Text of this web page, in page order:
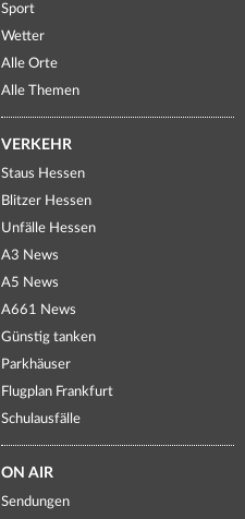
Sport
Wetter
Alle Orte
Alle Themen
VERKEHR
Staus Hessen
Blitzer Hessen
Unfälle Hessen
A3 News
A5 News
A661 News
Günstig tanken
Parkhäuser
Flugplan Frankfurt
Schulausfälle
ON AIR
Sendungen